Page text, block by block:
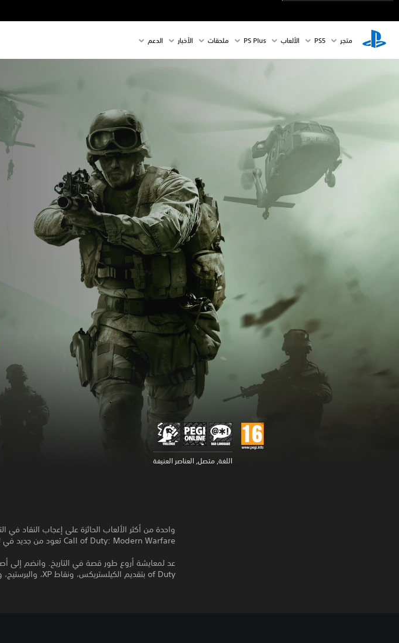
متجر PS5‏ الألعاب PS Plus ملحقات الأخبار الدعم
اللغة, متصل, العناصر العنيفة
واحدة من أكثر الألعاب الحائزة على إعجاب النقاد في
Call of Duty: Modern Warfare تعود من جديد في ثوب جديد مطور برسوميات عالية الوضوح.
of Duty بتقديم الكيلستريكس، ونقاط XP، والبرستيج، وأنماط اللعب الجماعي الكلاسيكية القابلة للتخصيص.